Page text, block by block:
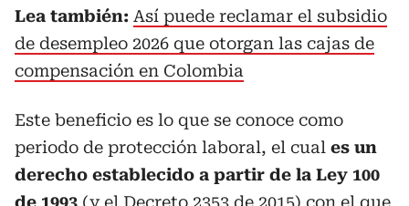
Lea también: Así puede reclamar el subsidio
de desempleo 2026 que otorgan las cajas de
compensación en Colombia
Este beneficio es lo que se conoce como
periodo de protección laboral, el cual es un
derecho establecido a partir de la Ley 100
de 1993 (y el Decreto 2353 de 2015) con el que